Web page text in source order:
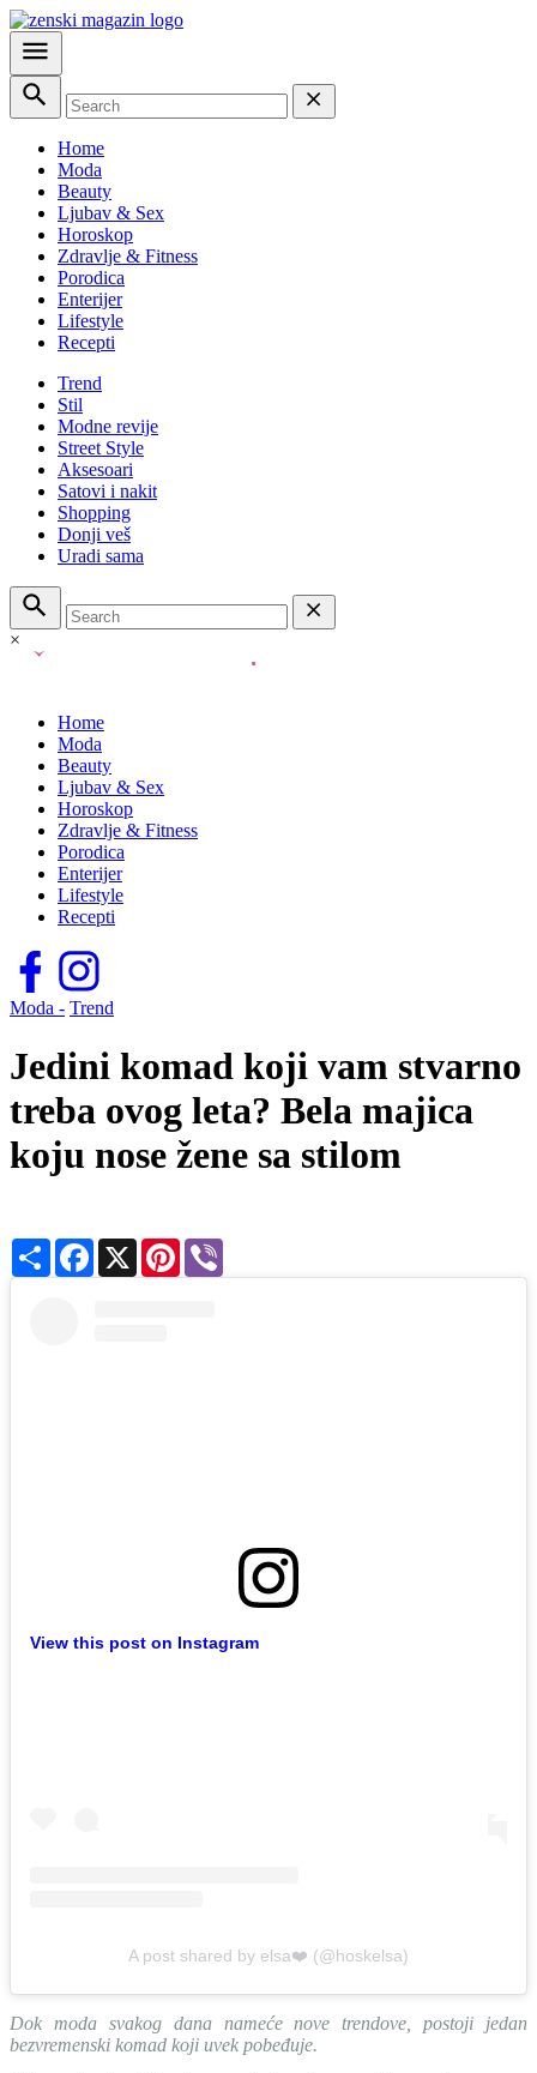
Home
Moda
Beauty
Ljubav & Sex
Horoskop
Zdravlje & Fitness
Porodica
Enterijer
Lifestyle
Recepti
Trend
Stil
Modne revije
Street Style
Aksesoari
Satovi i nakit
Shopping
Donji veš
Uradi sama
×
Home
Moda
Beauty
Ljubav & Sex
Horoskop
Zdravlje & Fitness
Porodica
Enterijer
Lifestyle
Recepti
Moda - Trend
Jedini komad koji vam stvarno
treba ovog leta? Bela majica
koju nose žene sa stilom
Share Facebook
X Pinterest
View this post on Instagram
A post shared by elsa❤️ (@hoskelsa)
Dok moda svakog dana nameće nove trendove, postoji jedan
bezvremenski komad koji uvek pobeđuje.